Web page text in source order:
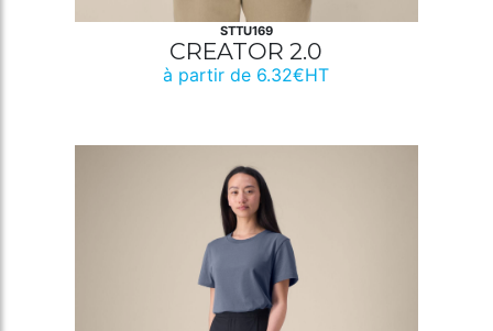
STTU169
CREATOR 2.0
à partir de 6.32€HT